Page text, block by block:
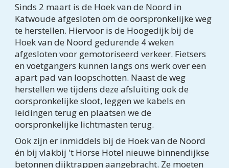
Sinds 2 maart is de Hoek van de Noord in
Katwoude afgesloten om de oorspronkelijke weg
te herstellen. Hiervoor is de Hoogedijk bij de
Hoek van de Noord gedurende 4 weken
afgesloten voor gemotoriseerd verkeer. Fietsers
en voetgangers kunnen langs ons werk over een
apart pad van loopschotten. Naast de weg
herstellen we tijdens deze afsluiting ook de
oorspronkelijke sloot, leggen we kabels en
leidingen terug en plaatsen we de
oorspronkelijke lichtmasten terug.
Ook zijn er inmiddels bij de Hoek van de Noord
én bij vlakbij 't Horse Hotel nieuwe binnendijkse
betonnen dijktrappen aangebracht. Ze moeten